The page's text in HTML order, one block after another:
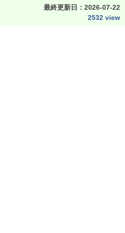
最終更新日： 2026-07-22
2532 view